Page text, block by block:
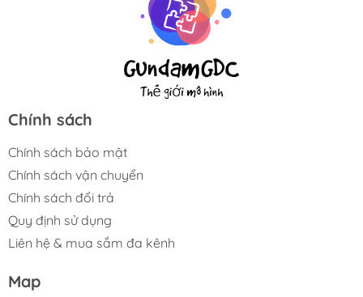
Chính sách
Chính sách bảo mật
Chính sách vận chuyển
Chính sách đổi trả
Quy định sử dụng
Liên hệ & mua sắm đa kênh
Map